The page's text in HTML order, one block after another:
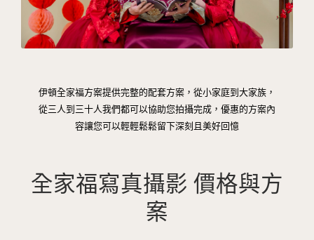
伊頓全家福方案提供完整的配套方案，從小家庭到大家族，
從三人到三十人我們都可以協助您拍攝完成，優惠的方案內
容讓您可以輕輕鬆鬆留下深刻且美好回憶
全家福寫真攝影 價格與方
案